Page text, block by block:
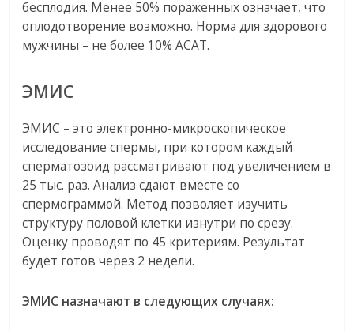
бесплодия. Менее 50% пораженных означает, что
оплодотворение возможно. Норма для здорового
мужчины – не более 10% АСАТ.
ЭМИС
ЭМИС – это электронно-микроскопическое
исследование спермы, при котором каждый
сперматозоид рассматривают под увеличением в
25 тыс. раз. Анализ сдают вместе со
спермограммой. Метод позволяет изучить
структуру половой клетки изнутри по срезу.
Оценку проводят по 45 критериям. Результат
будет готов через 2 недели.
ЭМИС назначают в следующих случаях: